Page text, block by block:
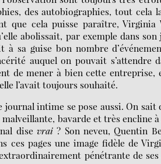
des autobiographies, tout cela
que cela puisse paraître,
abolissait, par exemple dans
sa guise bon nombre
auquel on pouvait s’attendre
de mener à bien cette entreprise,
l’avait toujours souhaité.
intime se pose aussi. On sait
bavarde et très encline
dise vrai? Son neveu, Quentin
ces pages une image fidèle de
pénétrante de